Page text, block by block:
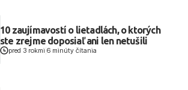
10 zaujímavostí o lietadlách, o ktorých
ste zrejme doposiaľ ani len netušili
pred 3 rokmi 6 minúty čítania